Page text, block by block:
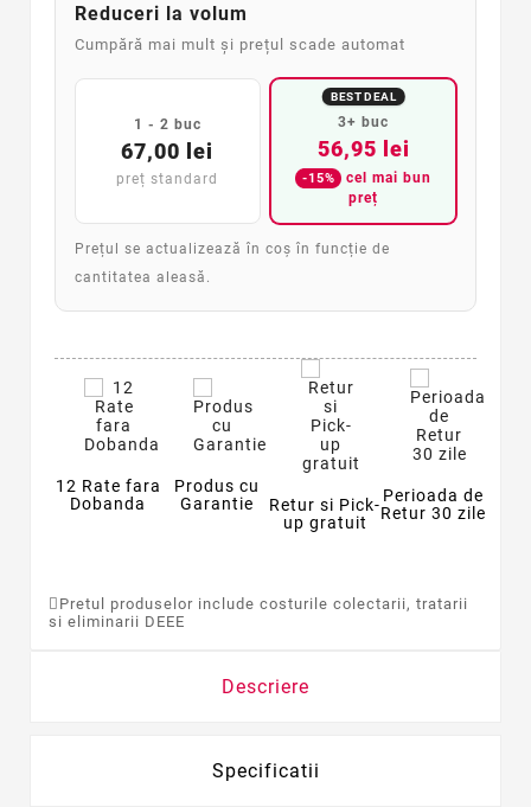
Reduceri la volum
Cumpără mai mult și prețul scade automat
1 - 2 buc
67,00 lei
preț standard
BEST DEAL
3+ buc
56,95 lei
-15%
cel mai bun
preț
Prețul se actualizează în coș în funcție de
cantitatea aleasă.
12 Rate fara
Dobanda
Produs cu
Garantie
Retur si Pick-
up gratuit
Perioada de
Retur 30 zile
Pretul produselor include costurile colectarii, tratarii
si eliminarii DEEE
Descriere
Specificatii